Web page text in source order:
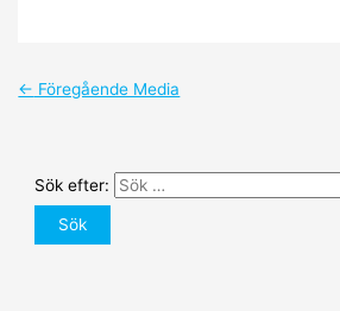
← Föregående Media
Sök efter: